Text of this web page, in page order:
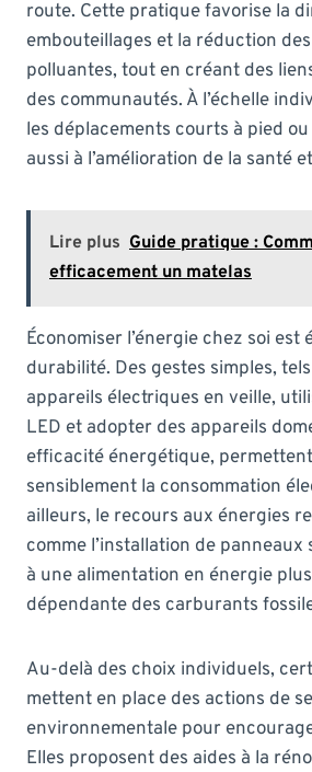
route. Cette pratique favorise la
embouteillages et la réduction
polluantes, tout en créant des
des communautés. À l’échelle
les déplacements courts à pied
aussi à l’amélioration de la santé
Lire plus Guide pratique :
efficacement un matelas
Économiser l’énergie chez soi est
durabilité. Des gestes simples,
appareils électriques en veille,
LED et adopter des appareils
efficacité énergétique,
sensiblement la consommation
ailleurs, le recours aux énergies
comme l’installation de
à une alimentation en énergie
dépendante des carburants
Au-delà des choix individuels,
mettent en place des actions de
environnementale pour
Elles proposent des aides à la